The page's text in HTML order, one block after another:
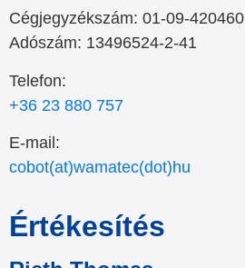
Cégjegyzékszám: 01-09-420460
Adószám: 13496524-2-41
Telefon:
+36 23 880 757
E-mail:
cobot(at)wamatec(dot)hu
Értékesítés